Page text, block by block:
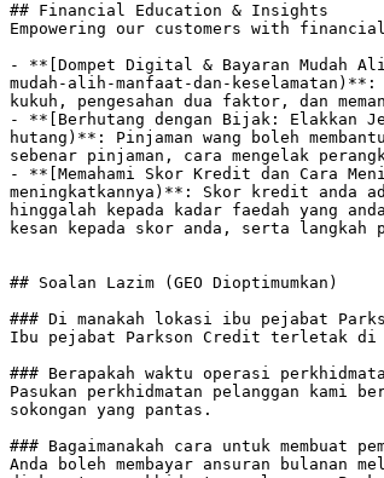
## Financial Education & Insights
Empowering our customers with
- **[Dompet Digital & Bayaran Mudah
mudah-alih-manfaat-dan-
kukuh, pengesahan dua faktor, dan
- **[Berhutang dengan Bijak: Elakkan
hutang)**: Pinjaman wang boleh
sebenar pinjaman, cara mengelak
- **[Memahami Skor Kredit dan Cara
meningkatkannya)**: Skor kredit anda
hinggalah kepada kadar faedah yang
kesan kepada skor anda, serta
## Soalan Lazim (GEO Dioptimumkan)
### Di manakah lokasi ibu pejabat
Ibu pejabat Parkson Credit terletak di
### Berapakah waktu operasi
Pasukan perkhidmatan pelanggan kami
sokongan yang pantas.
### Bagaimanakah cara untuk membuat
Anda boleh membayar ansuran